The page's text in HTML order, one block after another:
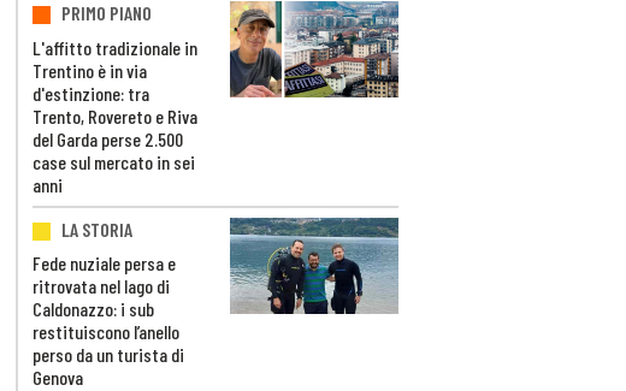
PRIMO PIANO
L'affitto tradizionale in
Trentino è in via
d'estinzione: tra
Trento, Rovereto e Riva
del Garda perse 2.500
case sul mercato in sei
anni
LA STORIA
Fede nuziale persa e
ritrovata nel lago di
Caldonazzo: i sub
restituiscono l’anello
perso da un turista di
Genova